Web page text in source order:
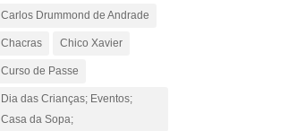
Carlos Drummond de Andrade
Chacras Chico Xavier
Curso de Passe
Dia das Crianças; Eventos;
Casa da Sopa;